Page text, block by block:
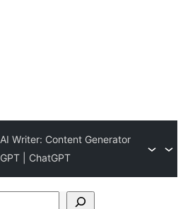
AI Writer: Content Generator
GPT | ChatGPT